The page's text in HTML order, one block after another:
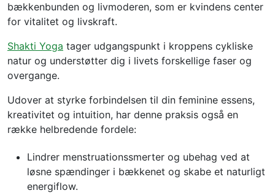
bækkenbunden og livmoderen, som er kvindens center
for vitalitet og livskraft.
Shakti Yoga tager udgangspunkt i kroppens cykliske
natur og understøtter dig i livets forskellige faser og
overgange.
Udover at styrke forbindelsen til din feminine essens,
kreativitet og intuition, har denne praksis også en
række helbredende fordele:
Lindrer menstruationssmerter og ubehag ved at
løsne spændinger i bækkenet og skabe et naturligt
energiflow.